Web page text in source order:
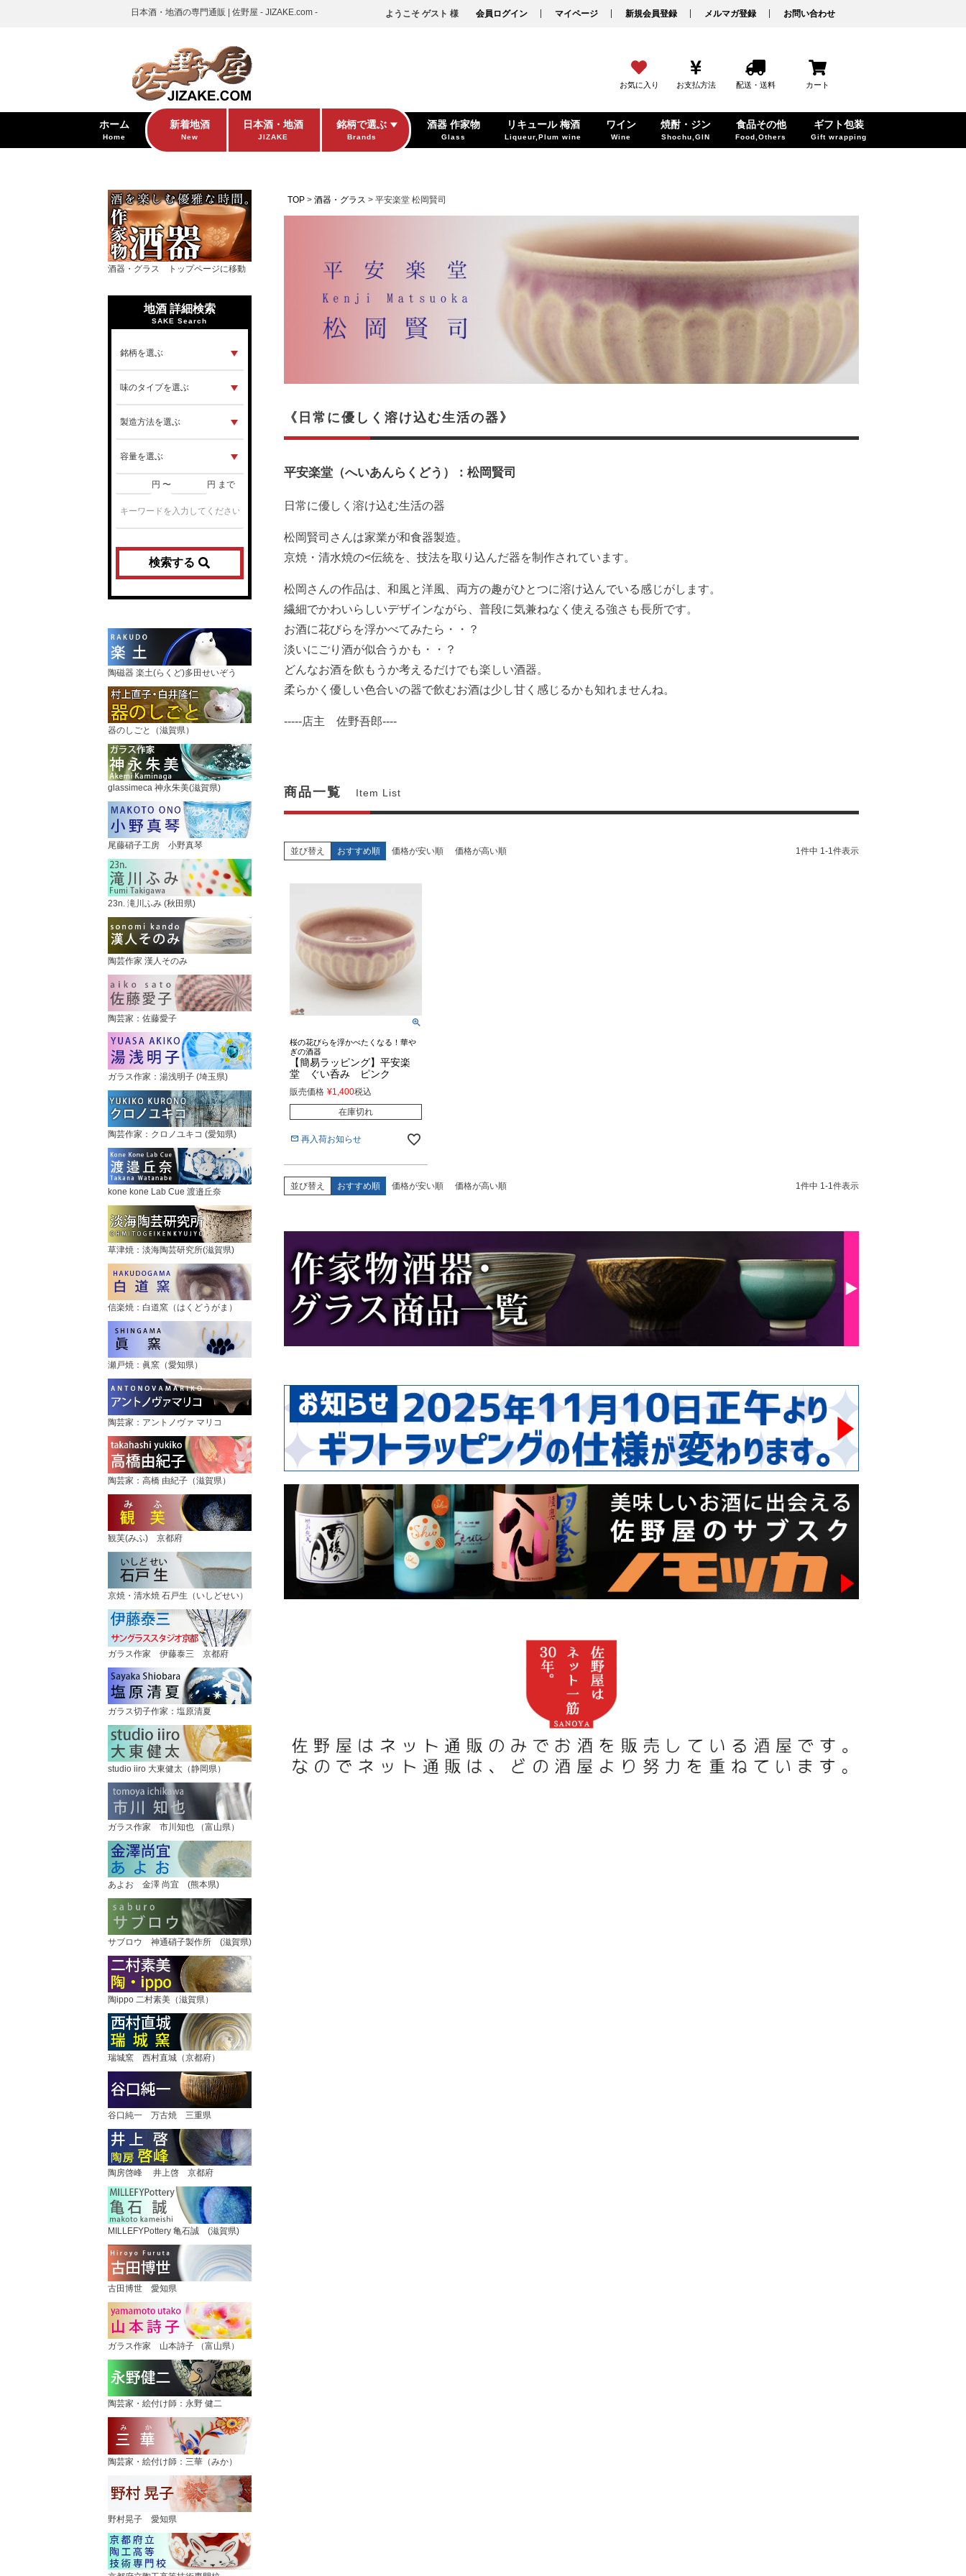
日本酒・地酒の専門通販 | 佐野屋 - JIZAKE.com - ようこそ ゲスト 様 会員ログイン マイページ 新規会員登録 メルマガ登録 お問い合わせ
お気に入り お支払方法 配送・送料 カート
ホーム
Home
新着地酒
New
日本酒・地酒
JIZAKE
銘柄で選ぶ
Brands
酒器 作家物
Glass
リキュール 梅酒
Liqueur,Plum wine
ワイン
Wine
焼酎・ジン
Shochu,GIN
食品その他
Food,Others
ギフト包装
Gift wrapping
酒器・グラス トップページに移動
地酒 詳細検索
SAKE Search
円 〜 円 まで
検索する
陶磁器 楽土(らくど)多田せいぞう
器のしごと（滋賀県）
glassimeca 神永朱美(滋賀県)
尾藤硝子工房 小野真琴
23n. 滝川ふみ (秋田県)
陶芸作家 漢人そのみ
陶芸家：佐藤愛子
ガラス作家：湯浅明子 (埼玉県)
陶芸作家：クロノユキコ (愛知県)
kone kone Lab Cue 渡邉丘奈
草津焼：淡海陶芸研究所(滋賀県)
信楽焼：白道窯（はくどうがま）
瀬戸焼：眞窯（愛知県）
陶芸家：アントノヴァ マリコ
陶芸家：高橋 由紀子（滋賀県）
観芙(みふ) 京都府
京焼・清水焼 石戸生（いしどせい）
ガラス作家 伊藤泰三 京都府
ガラス切子作家：塩原清夏
studio iiro 大東健太（静岡県）
ガラス作家 市川知也 （富山県）
あよお 金澤 尚宜 (熊本県)
サブロウ 神通硝子製作所 (滋賀県)
陶ippo 二村素美（滋賀県）
瑞城窯 西村直城（京都府）
谷口純一 万古焼 三重県
陶房啓峰 井上啓 京都府
MILLEFYPottery 亀石誠 (滋賀県)
古田博世 愛知県
ガラス作家 山本詩子 （富山県）
陶芸家・絵付け師：永野 健二
陶芸家・絵付け師：三華（みか）
野村晃子 愛知県
TOP 酒器・グラス 平安楽堂 松岡賢司
《日常に優しく溶け込む生活の器》
平安楽堂（へいあんらくどう）：松岡賢司
日常に優しく溶け込む生活の器
松岡賢司さんは家業が和食器製造。
京焼・清水焼の<伝統を、技法を取り込んだ器を制作されています。
松岡さんの作品は、和風と洋風、両方の趣がひとつに溶け込んでいる感じがします。
繊細でかわいらしいデザインながら、普段に気兼ねなく使える強さも長所です。
お酒に花びらを浮かべてみたら・・？
淡いにごり酒が似合うかも・・？
どんなお酒を飲もうか考えるだけでも楽しい酒器。
柔らかく優しい色合いの器で飲むお酒は少し甘く感じるかも知れませんね。
-----店主 佐野吾郎----
商品一覧 Item List
並び替え おすすめ順 価格が安い順 価格が高い順 1件中 1-1件表示
桜の花びらを浮かべたくなる！華や
ぎの酒器
【簡易ラッピング】平安楽
堂 ぐい呑み ピンク
販売価格 ¥1,400税込
在庫切れ
再入荷お知らせ
並び替え おすすめ順 価格が安い順 価格が高い順 1件中 1-1件表示